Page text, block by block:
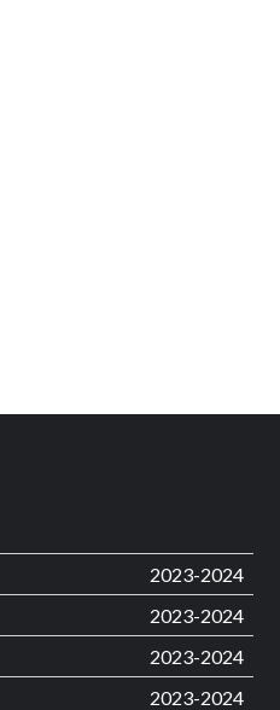
2023-2024
2023-2024
2023-2024
2023-2024